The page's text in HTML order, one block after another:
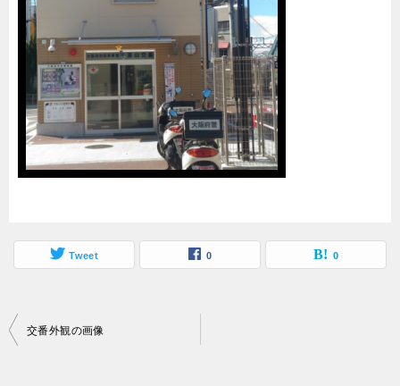
Tweet 0 0
投
交番外観の画像